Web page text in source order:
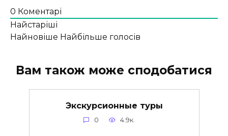
0 Коментарі
Найстаріші
Найновіше Найбільше голосів
Вам також може сподобатися
Экскурсионные туры
0 4.9к.